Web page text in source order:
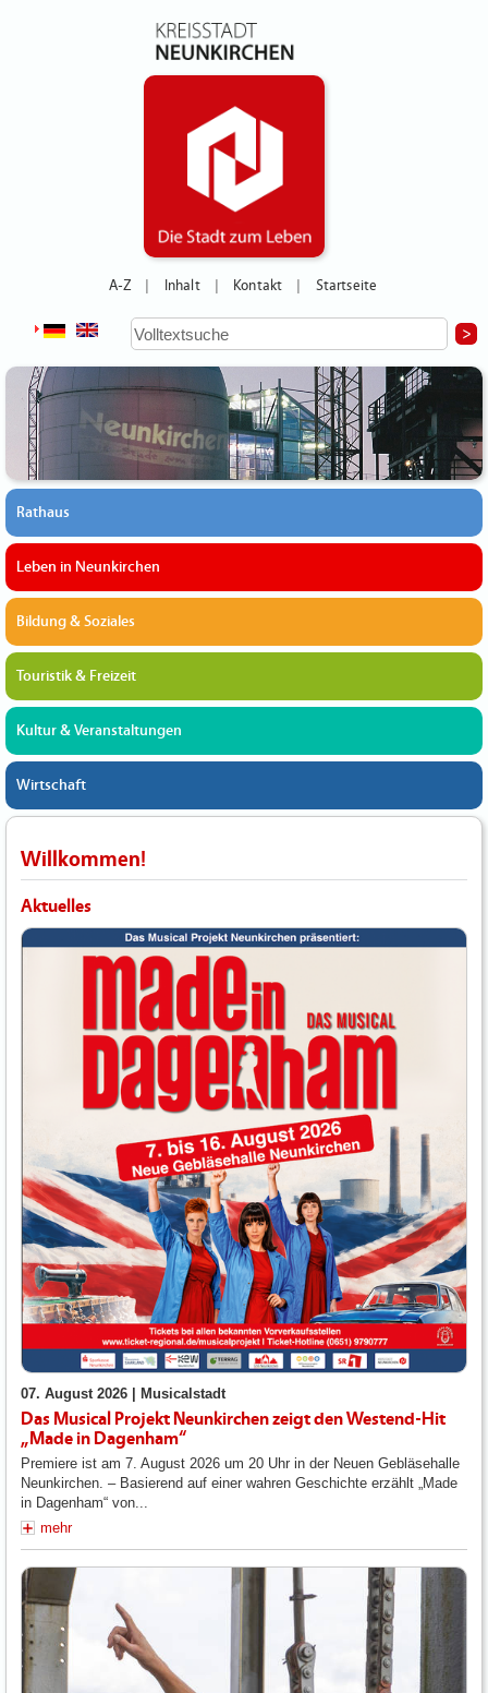
A-Z Inhalt Kontakt Startseite
Rathaus
Leben in Neunkirchen
Bildung & Soziales
Touristik & Freizeit
Kultur & Veranstaltungen
Wirtschaft
Willkommen!
Aktuelles
07. August 2026 | Musicalstadt
Das Musical Projekt Neunkirchen zeigt den Westend-Hit
„Made in Dagenham“
Premiere ist am 7. August 2026 um 20 Uhr in der Neuen Gebläsehalle
Neunkirchen. – Basierend auf einer wahren Geschichte erzählt „Made
in Dagenham“ von...
mehr